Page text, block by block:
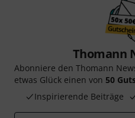
Thomann
Abonniere den Thomann
etwas Glück einen von 50
Inspirierende Beiträge